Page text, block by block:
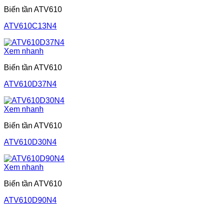
Biến tần ATV610
ATV610C13N4
Xem nhanh
Biến tần ATV610
ATV610D37N4
Xem nhanh
Biến tần ATV610
ATV610D30N4
Xem nhanh
Biến tần ATV610
ATV610D90N4